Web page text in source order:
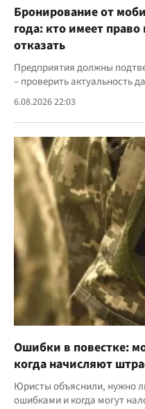
Бронирование от
года: кто имеет
отказать
Предприятия должны
– проверить актуальность
6.08.2026 22:03
Ошибки в повестке:
когда начисляют
Юристы объяснили, нужно
ошибками и когда могут